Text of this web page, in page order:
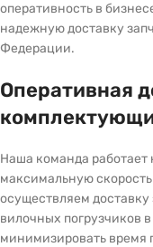
оперативность в
надежную доставку
Федерации.
Оперативная
Наша команда работает
максимальную
осуществляем
вилочных погрузчиков
минимизировать время